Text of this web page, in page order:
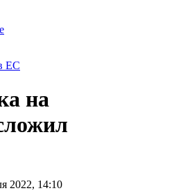
ЕС
на
2022, 14:10